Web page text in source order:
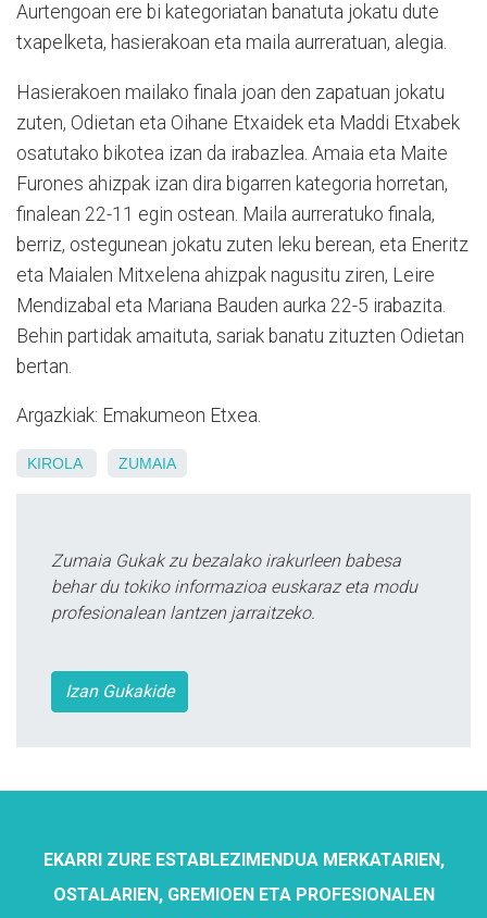
Aurtengoan ere bi kategoriatan banatuta jokatu dute
txapelketa, hasierakoan eta maila aurreratuan, alegia.
Hasierakoen mailako finala joan den zapatuan jokatu
zuten, Odietan eta Oihane Etxaidek eta Maddi Etxabek
osatutako bikotea izan da irabazlea. Amaia eta Maite
Furones ahizpak izan dira bigarren kategoria horretan,
finalean 22-11 egin ostean. Maila aurreratuko finala,
berriz, ostegunean jokatu zuten leku berean, eta Eneritz
eta Maialen Mitxelena ahizpak nagusitu ziren, Leire
Mendizabal eta Mariana Bauden aurka 22-5 irabazita.
Behin partidak amaituta, sariak banatu zituzten Odietan
bertan.
Argazkiak: Emakumeon Etxea.
KIROLA ZUMAIA
Zumaia Gukak zu bezalako irakurleen babesa
behar du tokiko informazioa euskaraz eta modu
profesionalean lantzen jarraitzeko.
Izan Gukakide
EKARRI ZURE ESTABLEZIMENDUA MERKATARIEN,
OSTALARIEN, GREMIOEN ETA PROFESIONALEN